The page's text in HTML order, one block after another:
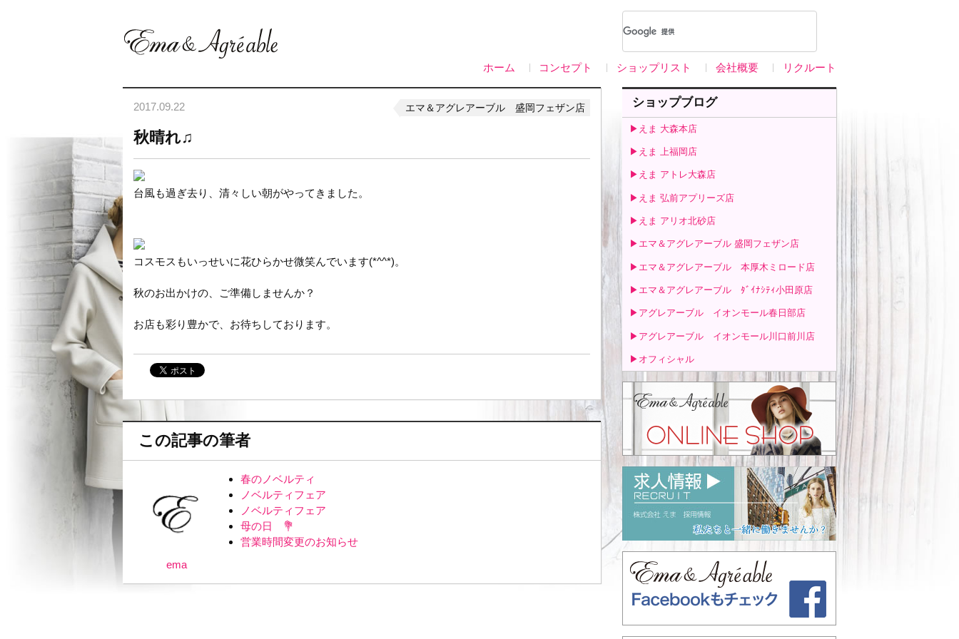
ホーム コンセプト ショップリスト 会社概要 リクルート
2017.09.22 エマ＆アグレアーブル 盛岡フェザン店
秋晴れ♫
台風も過ぎ去り、清々しい朝がやってきました。
コスモスもいっせいに花ひらかせ微笑んでいます(*^^*)。
秋のお出かけの、ご準備しませんか？
お店も彩り豊かで、お待ちしております。
この記事の筆者
ema
春のノベルティ
ノベルティフェア
ノベルティフェア
母の日 💐
営業時間変更のお知らせ
ショップブログ
▶えま 大森本店
▶えま 上福岡店
▶えま アトレ大森店
▶えま 弘前アプリーズ店
▶えま アリオ北砂店
▶エマ＆アグレアーブル 盛岡フェザン店
▶エマ＆アグレアーブル 本厚木ミロード店
▶エマ＆アグレアーブル ﾀﾞｲﾅｼﾃｨ小田原店
▶アグレアーブル イオンモール春日部店
▶アグレアーブル イオンモール川口前川店
▶オフィシャル